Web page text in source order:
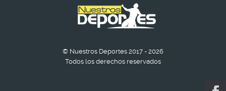
© Nuestros Deportes 2017 - 2026
Todos los derechos reservados